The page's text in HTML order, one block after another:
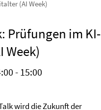
(AI Week)
Prüfungen im KI-
Week)
- 15:00
wird die Zukunft der